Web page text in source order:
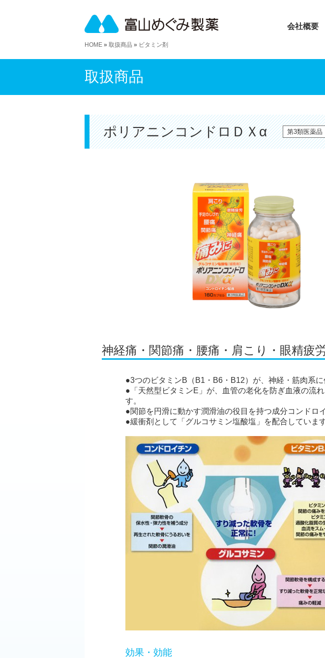
会社概要
HOME » 取扱商品 » ビタミン剤
取扱商品
ポリアニンコンドロＤＸα 第3類医薬品
神経痛・関節痛・腰痛・肩こり・眼精疲
●3つのビタミンB（B1・B6・B12）が、神経・筋肉系
●「天然型ビタミンE」が、血管の老化を防ぎ血液の流
す。
●関節を円滑に動かす潤滑油の役目を持つ成分コンドロ
●緩衝剤として「グルコサミン塩酸塩」を配合しています
効果・効能